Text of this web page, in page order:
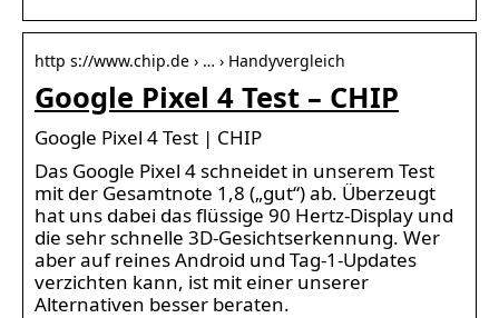
http s://www.chip.de › … › Handyvergleich
Google Pixel 4 Test – CHIP
Google Pixel 4 Test | CHIP
Das Google Pixel 4 schneidet in unserem Test
mit der Gesamtnote 1,8 („gut“) ab. Überzeugt
hat uns dabei das flüssige 90 Hertz-Display und
die sehr schnelle 3D-Gesichtserkennung. Wer
aber auf reines Android und Tag-1-Updates
verzichten kann, ist mit einer unserer
Alternativen besser beraten.